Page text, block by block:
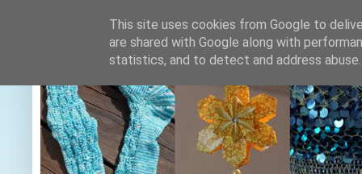
This site uses cookies from Google to
are shared with Google along with
statistics, and to detect and address abuse.